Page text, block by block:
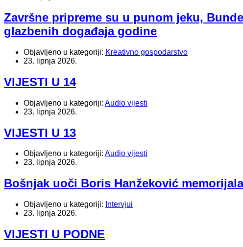
Završne pripreme su u punom jeku,
glazbenih događaja godine
Objavljeno u kategoriji: Kreativno gospodarstvo
23. lipnja 2026.
VIJESTI U 14
Objavljeno u kategoriji: Audio vijesti
23. lipnja 2026.
VIJESTI U 13
Objavljeno u kategoriji: Audio vijesti
23. lipnja 2026.
Bošnjak uoči Boris Hanžeković
Objavljeno u kategoriji: Intervjui
23. lipnja 2026.
VIJESTI U PODNE